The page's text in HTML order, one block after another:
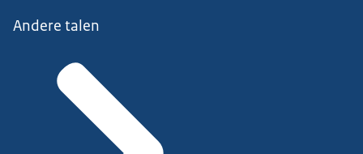
Andere talen